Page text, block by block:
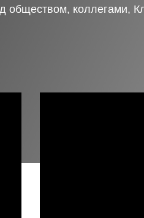
обществом, коллегами,